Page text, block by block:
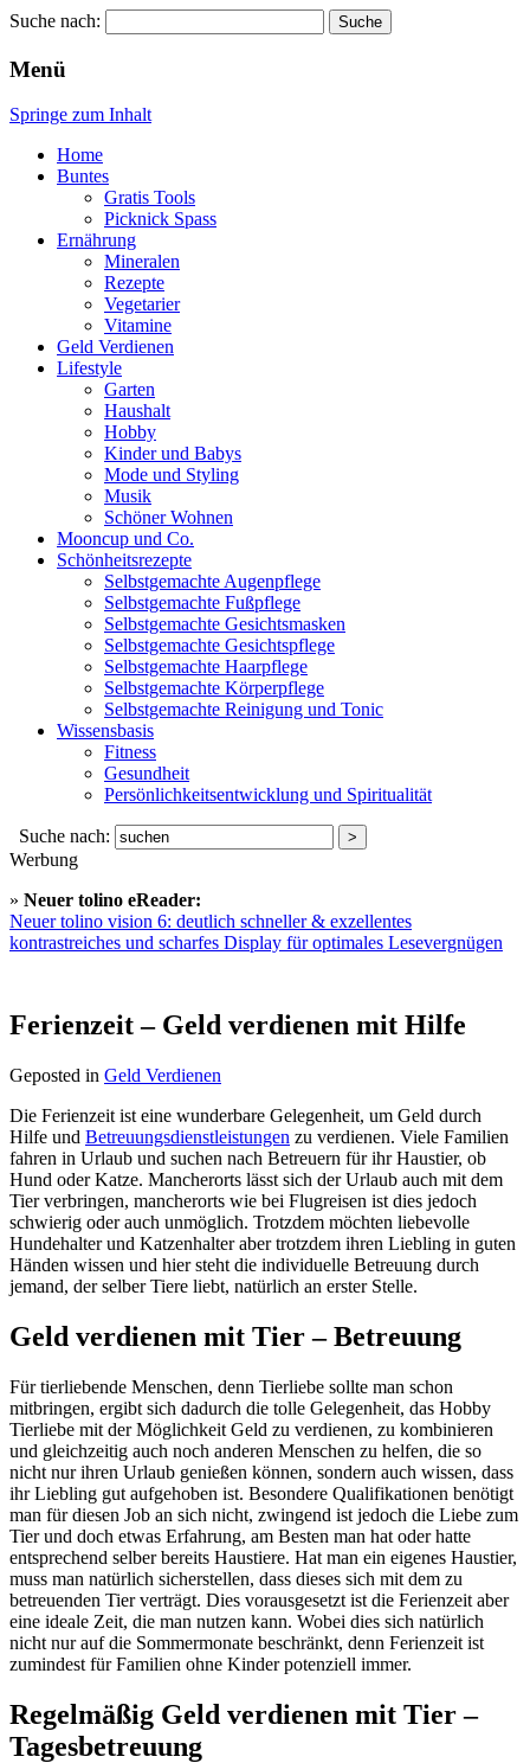
Pinkies
Suche nach:
Menü
Springe zum Inhalt
Home
Buntes
Gratis Tools
Picknick Spass
Ernährung
Mineralen
Rezepte
Vegetarier
Vitamine
Geld Verdienen
Lifestyle
Garten
Haushalt
Hobby
Kinder und Babys
Mode und Styling
Musik
Schöner Wohnen
Mooncup und Co.
Schönheitsrezepte
Selbstgemachte Augenpflege
Selbstgemachte Fußpflege
Selbstgemachte Gesichtsmasken
Selbstgemachte Gesichtspflege
Selbstgemachte Haarpflege
Selbstgemachte Körperpflege
Selbstgemachte Reinigung und Tonic
Wissensbasis
Fitness
Gesundheit
Persönlichkeitsentwicklung und Spiritualität
Suche nach:
Werbung
» Neuer tolino eReader:
Neuer tolino vision 6: deutlich schneller & exzellentes
kontrastreiches und scharfes Display für optimales Lesevergnügen
Ferienzeit – Geld verdienen mit Hilfe
Geposted in Geld Verdienen
Die Ferienzeit ist eine wunderbare Gelegenheit, um Geld durch
Hilfe und Betreuungsdienstleistungen zu verdienen. Viele Familien
fahren in Urlaub und suchen nach Betreuern für ihr Haustier, ob
Hund oder Katze. Mancherorts lässt sich der Urlaub auch mit dem
Tier verbringen, mancherorts wie bei Flugreisen ist dies jedoch
schwierig oder auch unmöglich. Trotzdem möchten liebevolle
Hundehalter und Katzenhalter aber trotzdem ihren Liebling in guten
Händen wissen und hier steht die individuelle Betreuung durch
jemand, der selber Tiere liebt, natürlich an erster Stelle.
Geld verdienen mit Tier – Betreuung
Für tierliebende Menschen, denn Tierliebe sollte man schon
mitbringen, ergibt sich dadurch die tolle Gelegenheit, das Hobby
Tierliebe mit der Möglichkeit Geld zu verdienen, zu kombinieren
und gleichzeitig auch noch anderen Menschen zu helfen, die so
nicht nur ihren Urlaub genießen können, sondern auch wissen, dass
ihr Liebling gut aufgehoben ist. Besondere Qualifikationen benötigt
man für diesen Job an sich nicht, zwingend ist jedoch die Liebe zum
Tier und doch etwas Erfahrung, am Besten man hat oder hatte
entsprechend selber bereits Haustiere. Hat man ein eigenes Haustier,
muss man natürlich sicherstellen, dass dieses sich mit dem zu
betreuenden Tier verträgt. Dies vorausgesetzt ist die Ferienzeit aber
eine ideale Zeit, die man nutzen kann. Wobei dies sich natürlich
nicht nur auf die Sommermonate beschränkt, denn Ferienzeit ist
zumindest für Familien ohne Kinder potenziell immer.
Regelmäßig Geld verdienen mit Tier –
Tagesbetreuung